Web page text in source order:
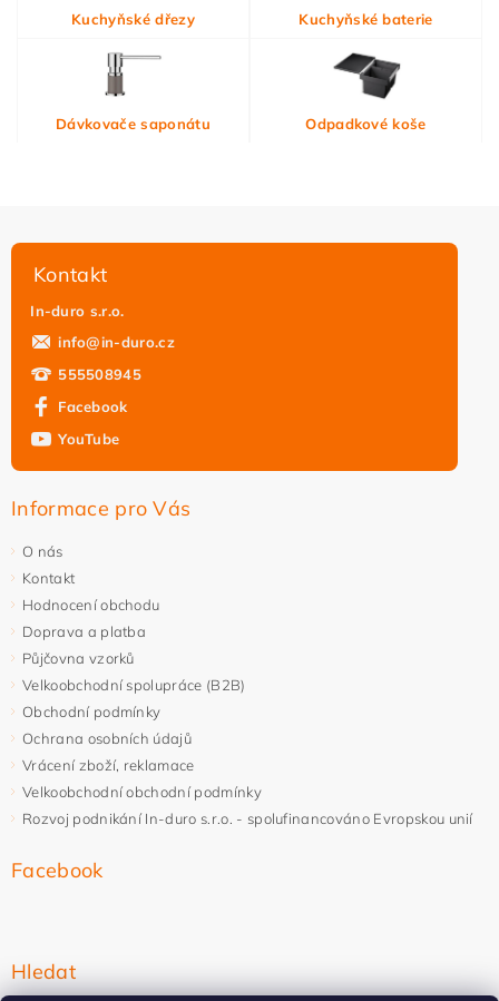
Vložením hodnocení souhlasíte s
podmínkami ochrany
osobních údajů
Kuchyňské dřezy Kuchyňské baterie
Dávkovače saponátu Odpadkové koše
Kontakt
In-duro s.r.o.
info@in-duro.cz
555508945
Facebook
YouTube
Informace pro Vás
O nás
Kontakt
Hodnocení obchodu
Doprava a platba
Půjčovna vzorků
Velkoobchodní spolupráce (B2B)
Obchodní podmínky
Ochrana osobních údajů
Vrácení zboží, reklamace
Velkoobchodní obchodní podmínky
Rozvoj podnikání In-duro s.r.o. - spolufinancováno Evropskou unií
Facebook
Hledat